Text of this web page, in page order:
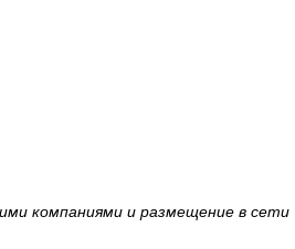
компаниями и размещение в сети